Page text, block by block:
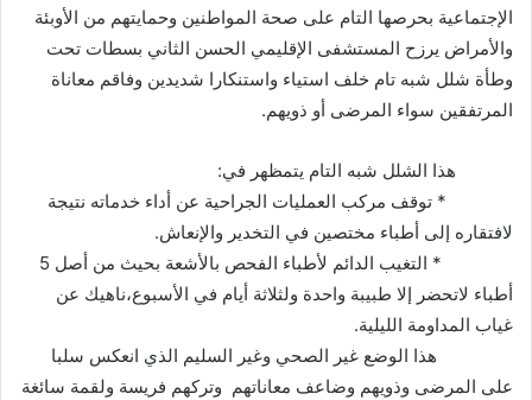
الإجتماعية بحرصها التام على صحة المواطنين وحمايتهم من الأوبئة
والأمراض يرزح المستشفى الإقليمي الحسن الثاني بسطات تحت
وطأة شلل شبه تام خلف استياء واستنكارا شديدين وفاقم معاناة
المرتفقين سواء المرضى أو ذويهم.
هذا الشلل شبه التام يتمظهر في:
* توقف مركب العمليات الجراحية عن أداء خدماته نتيجة
لافتقاره إلى أطباء مختصين في التخدير والإنعاش.
* التغيب الدائم لأطباء الفحص بالأشعة بحيث من أصل 5
أطباء لاتحضر إلا طبيبة واحدة ولثلاثة أيام في الأسبوع،ناهيك عن
غياب المداومة الليلية.
هذا الوضع غير الصحي وغير السليم الذي انعكس سلبا
على المرضى وذويهم وضاعف معاناتهم وتركهم فريسة ولقمة سائغة